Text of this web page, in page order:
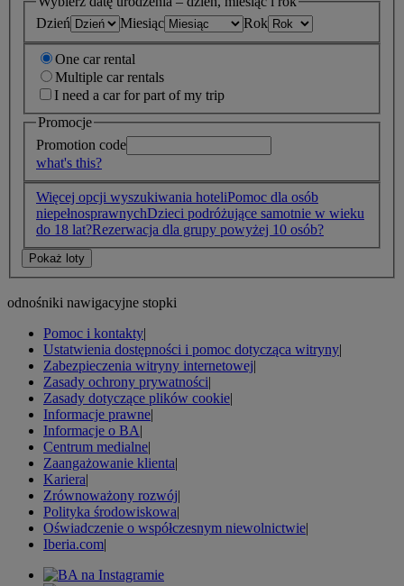
Dzień
Miesiąc Rok
One car rental
Multiple car rentals
I need a car for part of my trip
Promocje
Promotion code
what's this?
Więcej opcji wyszukiwania hoteliPomoc dla osób
niepełnosprawnychDzieci podróżujące samotnie w wieku
do 18 lat?Rezerwacja dla grupy powyżej 10 osób?
odnośniki nawigacyjne stopki
Pomoc i kontakty|
Ustatwienia dostępności i pomoc dotycząca witryny|
Zabezpieczenia witryny internetowej|
Zasady ochrony prywatności|
Zasady dotyczące plików cookie|
Informacje prawne|
Informacje o BA|
Centrum medialne|
Zaangażowanie klienta|
Kariera|
Zrównoważony rozwój|
Polityka środowiskowa|
Oświadczenie o współczesnym niewolnictwie|
Iberia.com|